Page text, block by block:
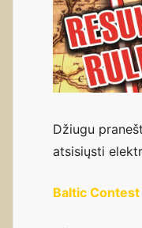
Džiugu
atsisiųsti
Baltic